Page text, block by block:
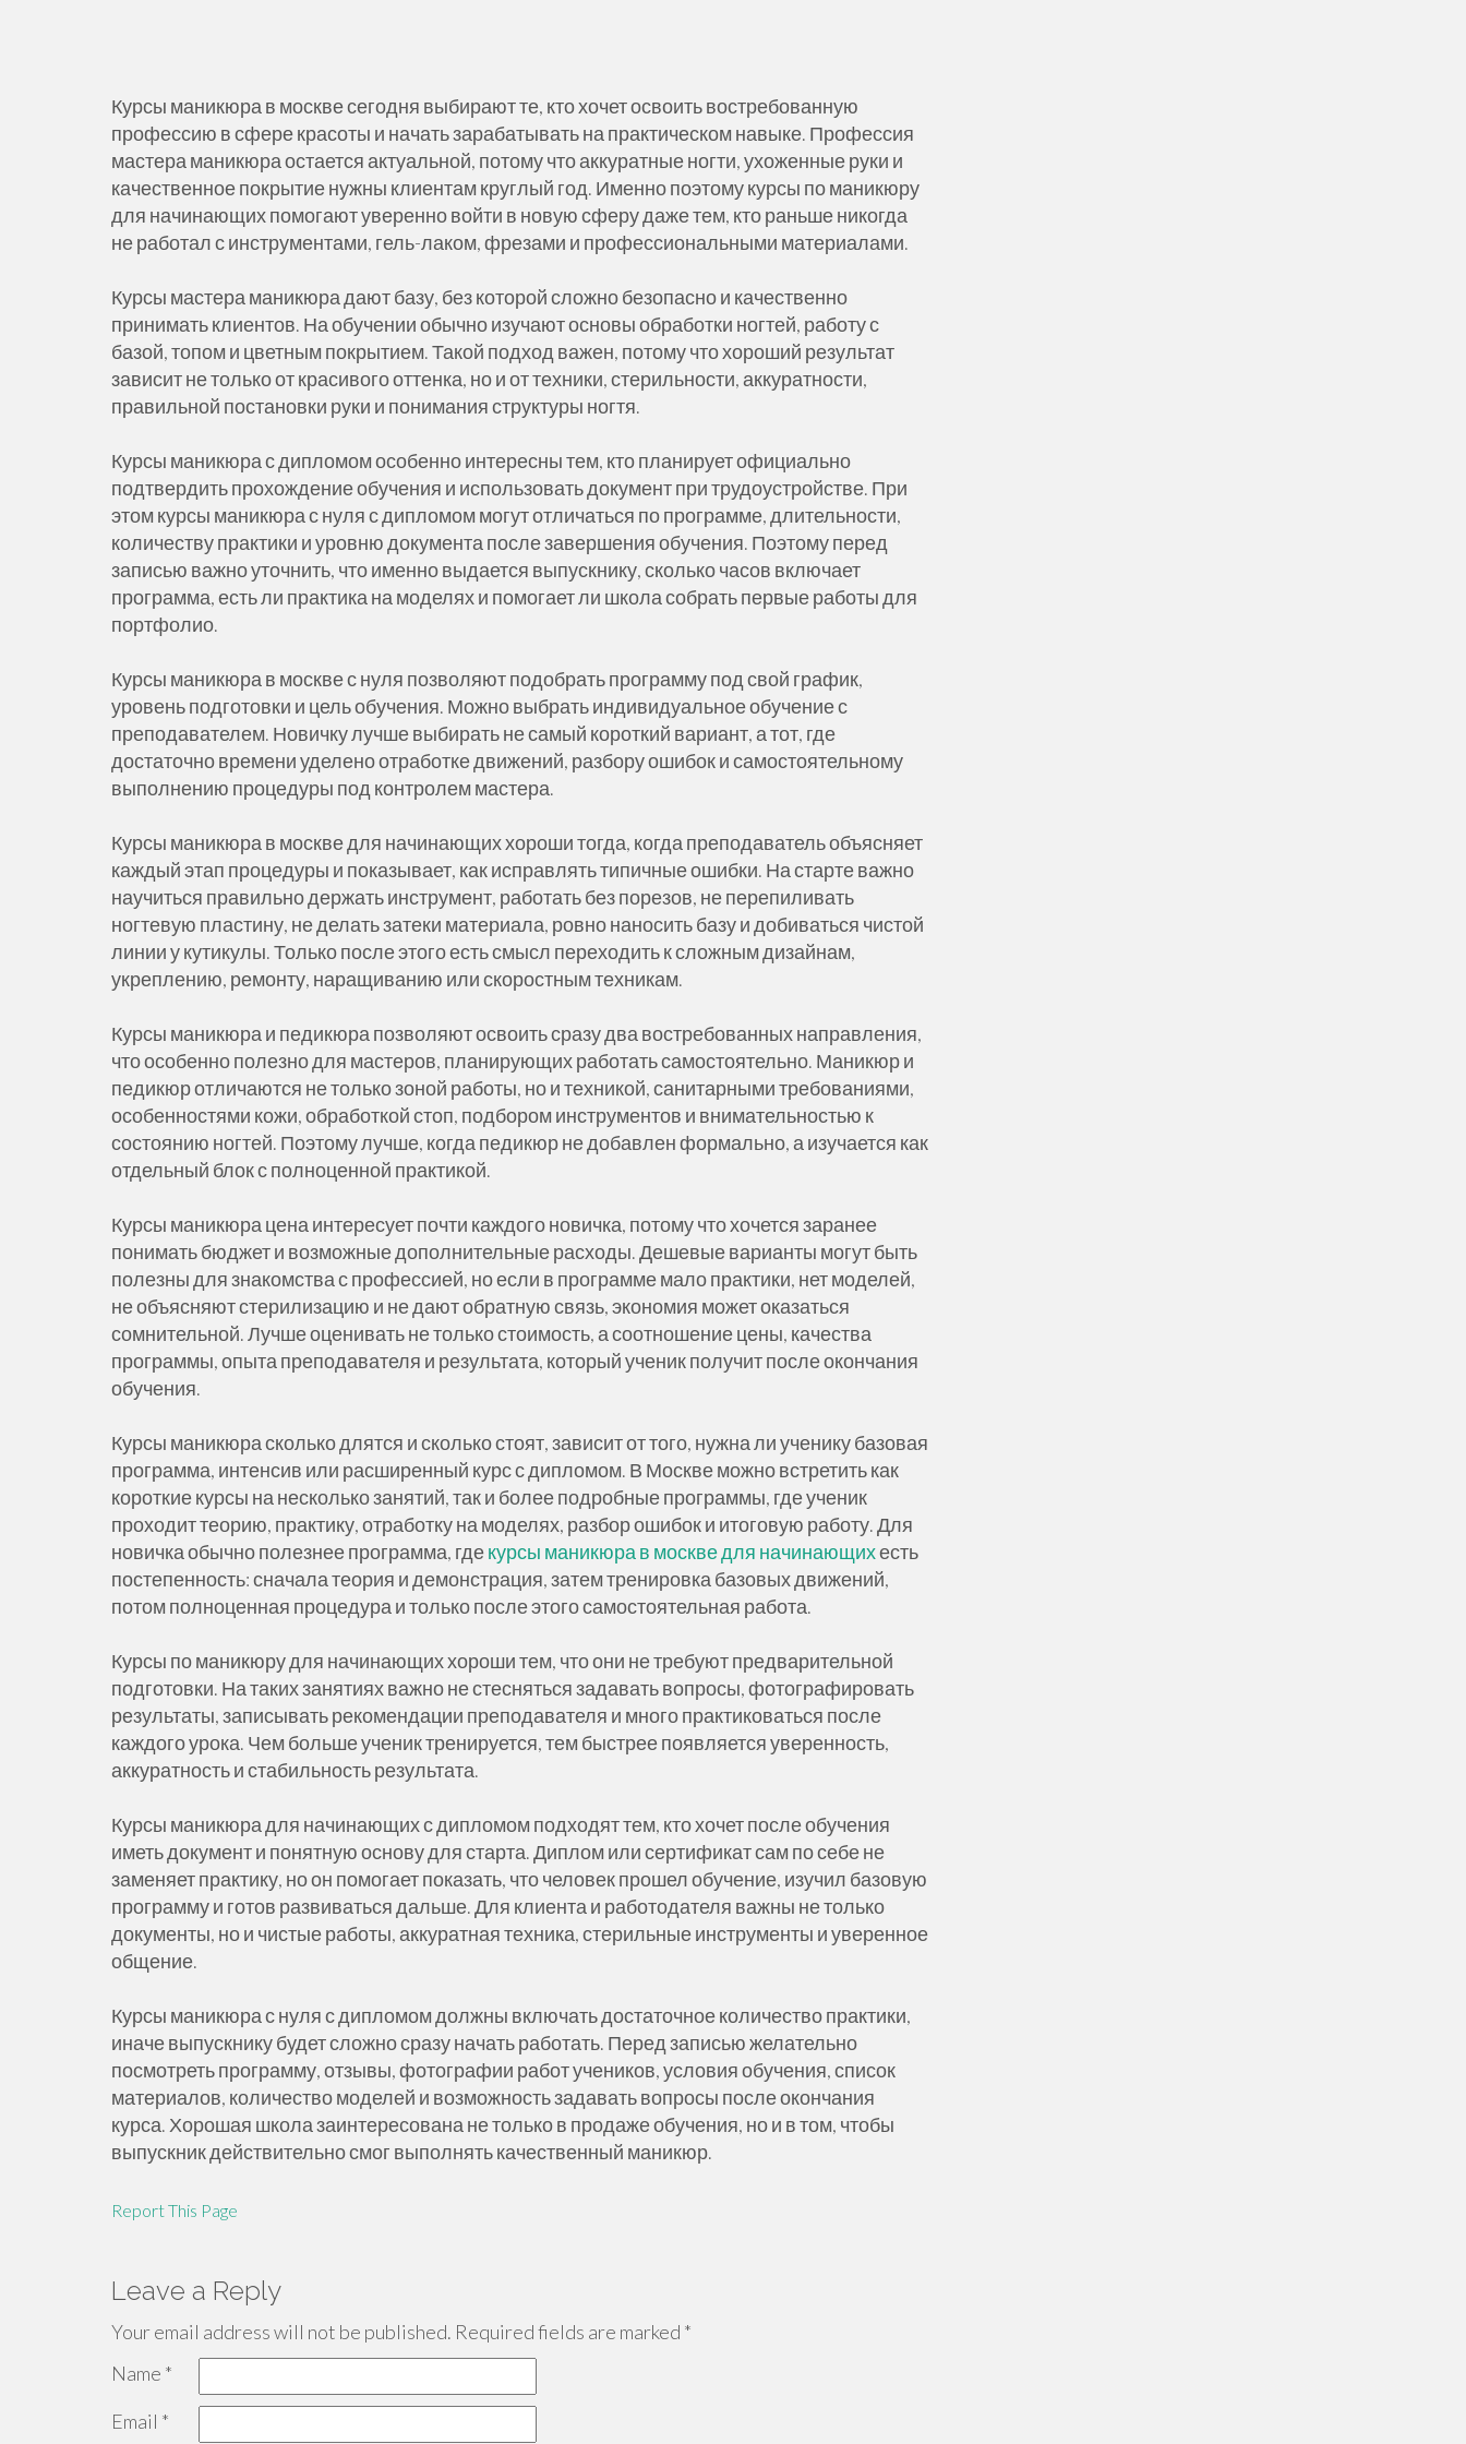
Курсы маникюра в москве сегодня выбирают те, кто хочет освоить востребованную
профессию в сфере красоты и начать зарабатывать на практическом навыке. Профессия
мастера маникюра остается актуальной, потому что аккуратные ногти, ухоженные руки и
качественное покрытие нужны клиентам круглый год. Именно поэтому курсы по маникюру
для начинающих помогают уверенно войти в новую сферу даже тем, кто раньше никогда
не работал с инструментами, гель-лаком, фрезами и профессиональными материалами.
Курсы мастера маникюра дают базу, без которой сложно безопасно и качественно
принимать клиентов. На обучении обычно изучают основы обработки ногтей, работу с
базой, топом и цветным покрытием. Такой подход важен, потому что хороший результат
зависит не только от красивого оттенка, но и от техники, стерильности, аккуратности,
правильной постановки руки и понимания структуры ногтя.
Курсы маникюра с дипломом особенно интересны тем, кто планирует официально
подтвердить прохождение обучения и использовать документ при трудоустройстве. При
этом курсы маникюра с нуля с дипломом могут отличаться по программе, длительности,
количеству практики и уровню документа после завершения обучения. Поэтому перед
записью важно уточнить, что именно выдается выпускнику, сколько часов включает
программа, есть ли практика на моделях и помогает ли школа собрать первые работы для
портфолио.
Курсы маникюра в москве с нуля позволяют подобрать программу под свой график,
уровень подготовки и цель обучения. Можно выбрать индивидуальное обучение с
преподавателем. Новичку лучше выбирать не самый короткий вариант, а тот, где
достаточно времени уделено отработке движений, разбору ошибок и самостоятельному
выполнению процедуры под контролем мастера.
Курсы маникюра в москве для начинающих хороши тогда, когда преподаватель объясняет
каждый этап процедуры и показывает, как исправлять типичные ошибки. На старте важно
научиться правильно держать инструмент, работать без порезов, не перепиливать
ногтевую пластину, не делать затеки материала, ровно наносить базу и добиваться чистой
линии у кутикулы. Только после этого есть смысл переходить к сложным дизайнам,
укреплению, ремонту, наращиванию или скоростным техникам.
Курсы маникюра и педикюра позволяют освоить сразу два востребованных направления,
что особенно полезно для мастеров, планирующих работать самостоятельно. Маникюр и
педикюр отличаются не только зоной работы, но и техникой, санитарными требованиями,
особенностями кожи, обработкой стоп, подбором инструментов и внимательностью к
состоянию ногтей. Поэтому лучше, когда педикюр не добавлен формально, а изучается как
отдельный блок с полноценной практикой.
Курсы маникюра цена интересует почти каждого новичка, потому что хочется заранее
понимать бюджет и возможные дополнительные расходы. Дешевые варианты могут быть
полезны для знакомства с профессией, но если в программе мало практики, нет моделей,
не объясняют стерилизацию и не дают обратную связь, экономия может оказаться
сомнительной. Лучше оценивать не только стоимость, а соотношение цены, качества
программы, опыта преподавателя и результата, который ученик получит после окончания
обучения.
Курсы маникюра сколько длятся и сколько стоят, зависит от того, нужна ли ученику базовая
программа, интенсив или расширенный курс с дипломом. В Москве можно встретить как
короткие курсы на несколько занятий, так и более подробные программы, где ученик
проходит теорию, практику, отработку на моделях, разбор ошибок и итоговую работу. Для
новичка обычно полезнее программа, гдекурсы маникюра в москве для начинающихесть
постепенность: сначала теория и демонстрация, затем тренировка базовых движений,
потом полноценная процедура и только после этого самостоятельная работа.
Курсы по маникюру для начинающих хороши тем, что они не требуют предварительной
подготовки. На таких занятиях важно не стесняться задавать вопросы, фотографировать
результаты, записывать рекомендации преподавателя и много практиковаться после
каждого урока. Чем больше ученик тренируется, тем быстрее появляется уверенность,
аккуратность и стабильность результата.
Курсы маникюра для начинающих с дипломом подходят тем, кто хочет после обучения
иметь документ и понятную основу для старта. Диплом или сертификат сам по себе не
заменяет практику, но он помогает показать, что человек прошел обучение, изучил базовую
программу и готов развиваться дальше. Для клиента и работодателя важны не только
документы, но и чистые работы, аккуратная техника, стерильные инструменты и уверенное
общение.
Курсы маникюра с нуля с дипломом должны включать достаточное количество практики,
иначе выпускнику будет сложно сразу начать работать. Перед записью желательно
посмотреть программу, отзывы, фотографии работ учеников, условия обучения, список
материалов, количество моделей и возможность задавать вопросы после окончания
курса. Хорошая школа заинтересована не только в продаже обучения, но и в том, чтобы
выпускник действительно смог выполнять качественный маникюр.
Report This Page
Leave a Reply
Your email address will not be published. Required fields are marked *
Name *
Email *